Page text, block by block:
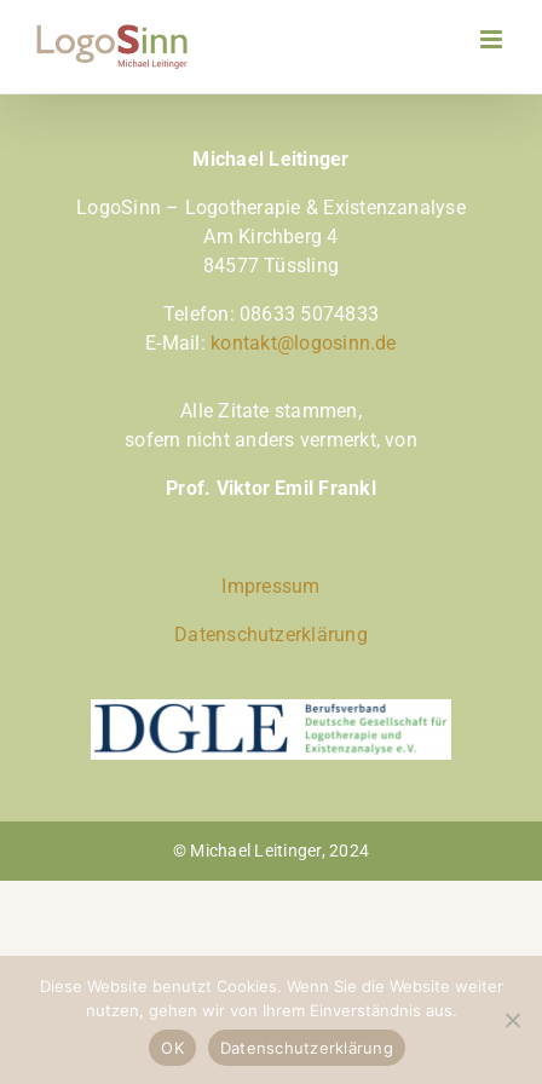
Michael Leitinger
LogoSinn – Logotherapie & Existenzanalyse
Am Kirchberg 4
84577 Tüssling
Telefon: 08633 5074833
E-Mail: kontakt@logosinn.de
Alle Zitate stammen,
sofern nicht anders vermerkt,von
Prof. Viktor Emil Frankl
Impressum
Datenschutzerklärung
© Michael Leitinger, 2024
Diese Website benutzt Cookies. Wenn Sie die Website weiter
nutzen, gehen wir von Ihrem Einverständnis aus.
OK
Datenschutzerklärung